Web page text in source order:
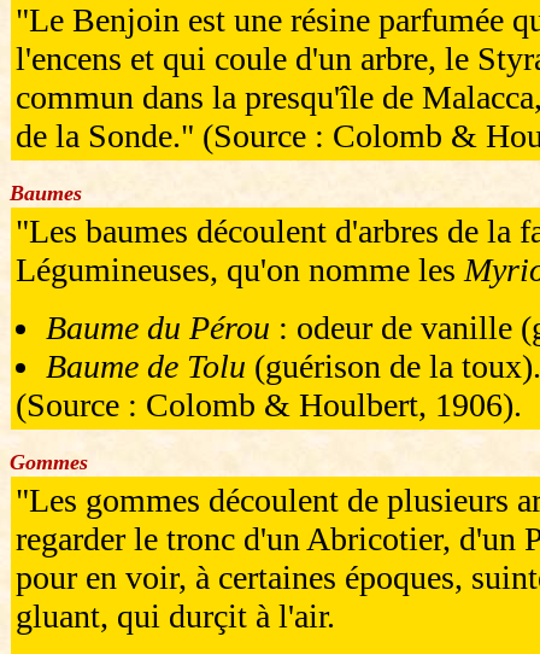
"Le Benjoin est une résine parfumée
l'encens et qui coule d'un arbre, le
commun dans la presqu'île de
de la Sonde." (Source : Colomb &
Baumes
"Les baumes découlent d'arbres de la
Légumineuses, qu'on nomme les
Baume du Pérou : odeur de vanille
Baume de Tolu (guérison de la
(Source : Colomb & Houlbert, 1906).
Gommes
"Les gommes découlent de plusieurs
regarder le tronc d'un Abricotier, d'un
pour en voir, à certaines époques,
gluant, qui durçit à l'air.